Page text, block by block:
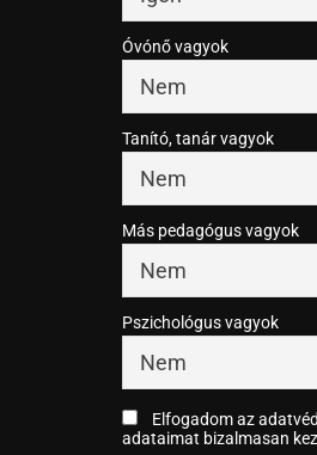
Óvónő vagyok
Tanító, tanár vagyok
Más pedagógus vagyok
Pszichológus vagyok
Elfogadom az
adataimat bizalmasan